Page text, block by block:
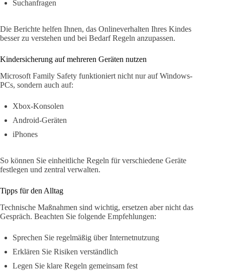
Suchanfragen
Die Berichte helfen Ihnen, das Onlineverhalten Ihres Kindes
besser zu verstehen und bei Bedarf Regeln anzupassen.
Kindersicherung auf mehreren Geräten nutzen
Microsoft Family Safety funktioniert nicht nur auf Windows-
PCs, sondern auch auf:
Xbox-Konsolen
Android-Geräten
iPhones
So können Sie einheitliche Regeln für verschiedene Geräte
festlegen und zentral verwalten.
Tipps für den Alltag
Technische Maßnahmen sind wichtig, ersetzen aber nicht das
Gespräch. Beachten Sie folgende Empfehlungen:
Sprechen Sie regelmäßig über Internetnutzung
Erklären Sie Risiken verständlich
Legen Sie klare Regeln gemeinsam fest